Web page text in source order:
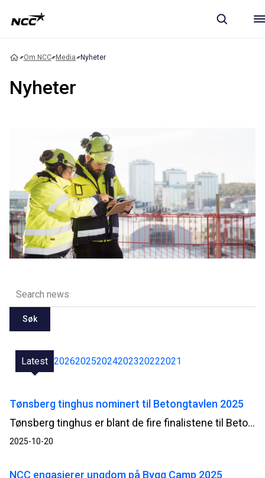
Om NCC Media Nyheter
Nyheter
Søk
Latest 202620252024202320222021
Tønsberg tinghus nominert til Betongtavlen 2025
Tønsberg tinghus er blant de fire finalistene til Betongtavlen 2025, den prestisjefylte prisen for betongarkitektur. Prisen deles ut til byggverk hvor betong er brukt på en miljømessig, estetisk og teknisk fremragende måte.
2025-10-20
NCC engasjerer ungdom på Bygg Camp 2025